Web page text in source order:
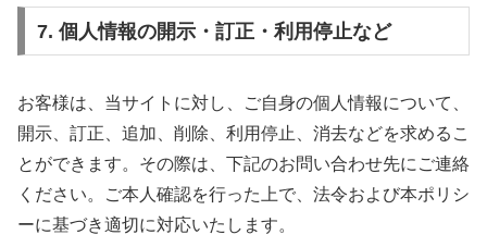
7. 個人情報の開示・訂正・利用停止など
お客様は、当サイトに対し、ご自身の個人情報について、
開示、訂正、追加、削除、利用停止、消去などを求めるこ
とができます。その際は、下記のお問い合わせ先にご連絡
ください。ご本人確認を行った上で、法令および本ポリシ
ーに基づき適切に対応いたします。